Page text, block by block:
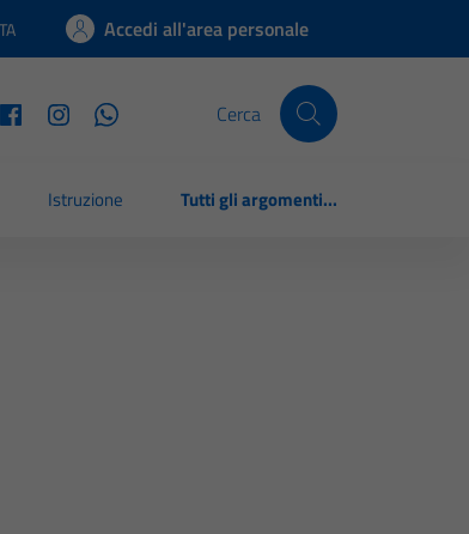
attiva: Accedi all'area personale
Cerca
Istruzione Tutti gli argomenti...